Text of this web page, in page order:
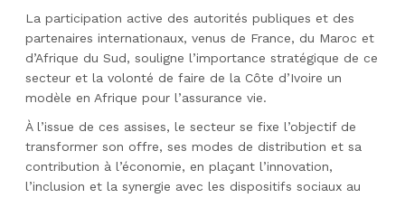
La participation active des autorités publiques et des
partenaires internationaux, venus de France, du Maroc et
d’Afrique du Sud, souligne l’importance stratégique de ce
secteur et la volonté de faire de la Côte d’Ivoire un
modèle en Afrique pour l’assurance vie.
À l’issue de ces assises, le secteur se fixe l’objectif de
transformer son offre, ses modes de distribution et sa
contribution à l’économie, en plaçant l’innovation,
l’inclusion et la synergie avec les dispositifs sociaux au